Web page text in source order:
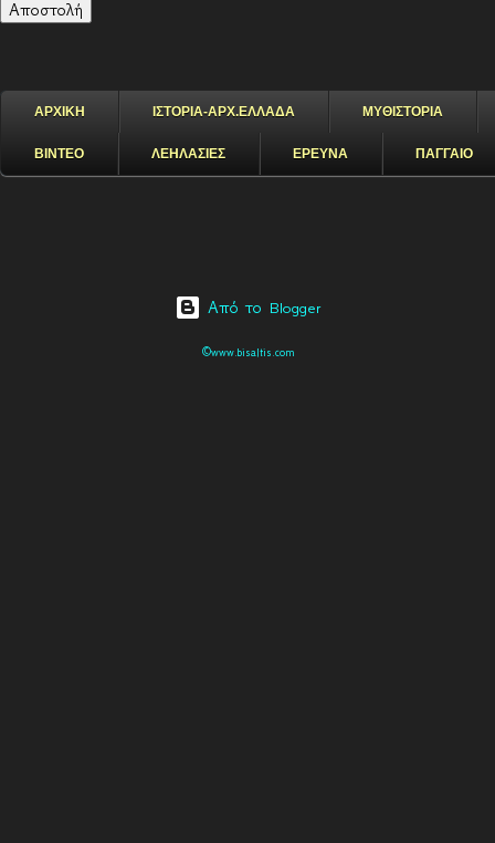
ΑΡΧΙΚΗ ΙΣΤΟΡΙΑ-ΑΡΧ.ΕΛΛΑΔΑ ΜΥΘΙΣΤΟΡΙΑ
ΒΙΝΤΕΟ ΛΕΗΛΑΣΙΕΣ ΕΡΕΥΝΑ ΠΑΓΓΑΙΟ
Από το Blogger
©www.bisaltis.com